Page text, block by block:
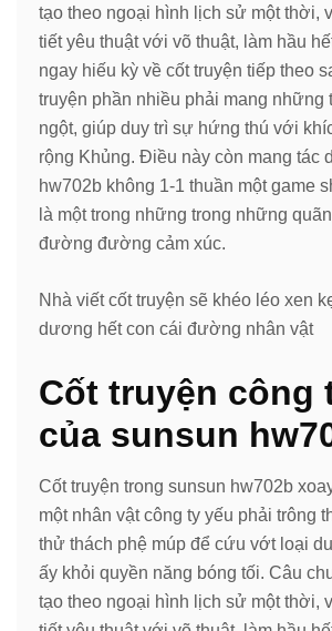
tạo theo ngoại hình lịch sử một thời,
tiết yêu thuật với võ thuật, làm hầu
ngay hiếu kỳ về cốt truyện tiếp theo
truyện phần nhiều phải mang những
ngột, giúp duy trì sự hứng thú với
rộng Khủng. Điều này còn mang tác
hw702b không 1-1 thuần một game
là một trong những trong những
đường đường cảm xúc.
Nhà viết cốt truyện sẽ khéo léo xen
dương hết con cái đường nhân vật
Cốt truyện công
của sunsun
Cốt truyện trong sunsun hw702b
một nhân vật công ty yếu phải trông
thử thách phệ múp để cứu vớt loại
ấy khỏi quyền năng bóng tối. Câu
tạo theo ngoại hình lịch sử một thời,